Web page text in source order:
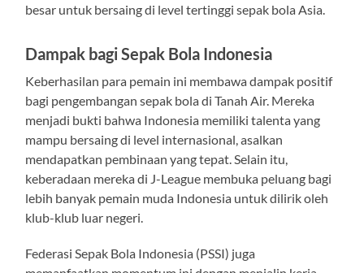
besar untuk bersaing di level tertinggi sepak bola Asia.
Dampak bagi Sepak Bola Indonesia
Keberhasilan para pemain ini membawa dampak positif
bagi pengembangan sepak bola di Tanah Air. Mereka
menjadi bukti bahwa Indonesia memiliki talenta yang
mampu bersaing di level internasional, asalkan
mendapatkan pembinaan yang tepat. Selain itu,
keberadaan mereka di J-League membuka peluang bagi
lebih banyak pemain muda Indonesia untuk dilirik oleh
klub-klub luar negeri.
Federasi Sepak Bola Indonesia (PSSI) juga